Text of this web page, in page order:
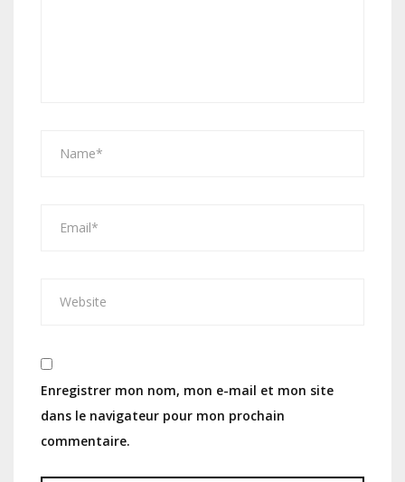
Enregistrer mon nom, mon e-mail et mon site
dans le navigateur pour mon prochain
commentaire.